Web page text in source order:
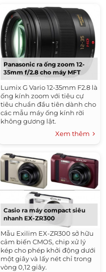
Panasonic ra ống zoom 12-
35mm f/2.8 cho máy MFT
Lumix G Vario 12-35mm F2.8 là
ống kính zoom với tiêu cự
tiêu chuẩn đầu tiên dành cho
các mẫu máy ống kính rời
không gương lật.
Xem thêm
Casio ra máy compact siêu
nhanh EX-ZR300
Mẫu Exilim EX-ZR300 sở hữu
cảm biến CMOS, chip xử lý
kép cho phép khởi động dưới
một giây và lấy nét chỉ trong
vòng 0,12 giây.